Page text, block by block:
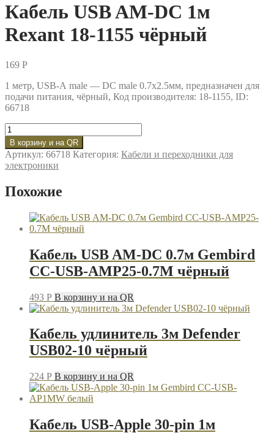
Кабель USB AM-DC 1м
Rexant 18-1155 чёрный
169 P
1 метр, USB-А male — DC male 0.7х2.5мм, предназначен для
подачи питания, чёрный, Код производителя: 18-1155, ID:
66718
Количество
товара
Кабель
USB
AM-
1м
1155
В корзину и на QR
Артикул: 66718 Категория: Кабели и переходники для
электроники
Похожие
Кабель USB AM-DC 0.7м Gembird
CC-USB-AMP25-0.7M чёрный
493 P В корзину и на QR
Кабель удлинитель 3м Defender
USB02-10 чёрный
224 P В корзину и на QR
Кабель USB-Apple 30-pin 1м